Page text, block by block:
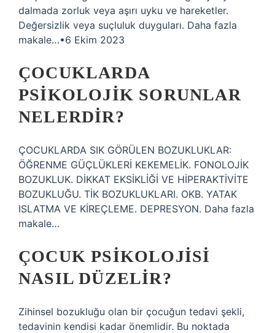
dalmada zorluk veya aşırı uyku ve hareketler.
Değersizlik veya suçluluk duyguları. Daha fazla
makale…•6 Ekim 2023
ÇOCUKLARDA
PSIKOLOJIK SORUNLAR
NELERDIR?
ÇOCUKLARDA SIK GÖRÜLEN BOZUKLUKLAR:
ÖĞRENME GÜÇLÜKLERİ KEKEMELİK. FONOLOJİK
BOZUKLUK. DİKKAT EKSİKLİĞİ VE HİPERAKTİVİTE
BOZUKLUĞU. TİK BOZUKLUKLARI. OKB. YATAK
ISLATMA VE KİREÇLEME. DEPRESYON. Daha fazla
makale…
ÇOCUK PSIKOLOJISI
NASIL DÜZELIR?
Zihinsel bozukluğu olan bir çocuğun tedavi şekli,
tedavinin kendisi kadar önemlidir. Bu noktada